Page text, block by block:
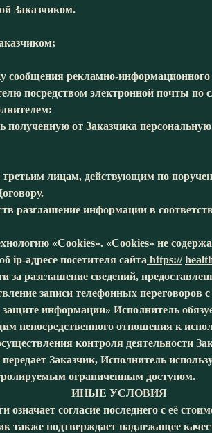
Заказчиком.
сообщения рекламно-
посредством электронной почты по
от Заказчика персональную
лицам, действующим по
информации в
«Cookies». «Cookies» не
посетителя сайта https://
сведений,
телефонных переговоров с
информации» Исполнитель
непосредственного отношения к
контроля деятельности
Заказчик, Исполнитель
ограниченным доступом.
согласие последнего с её
также подтверждает надлежащее